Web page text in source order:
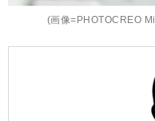
(画像=PHOTOCREO